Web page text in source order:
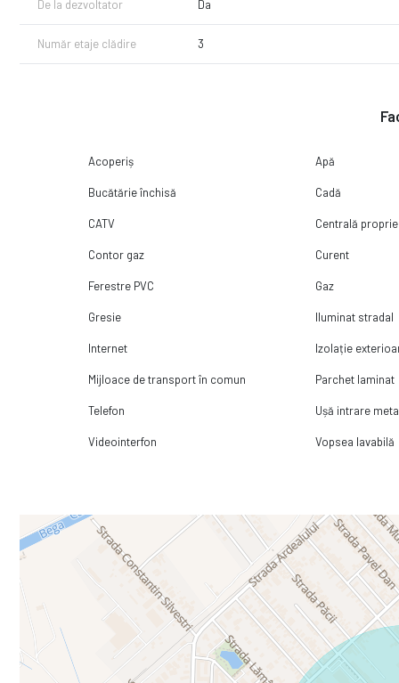
Lasa procesul de achizitie al imobilului mult visat in seama
financiar-bancara si juridica pe tot parcusul acestuia.
De la dezvoltator Da
Număr etaje clădire 3
Acoperiș Apă
Bucătărie închisă Cadă
CATV Centrală proprie
Contor gaz Curent
Ferestre PVC Gaz
Gresie Iluminat stradal
Internet Izolație
Mijloace de transport în comun Parchet laminat
Telefon Ușă intrare
Videointerfon Vopsea lavabilă